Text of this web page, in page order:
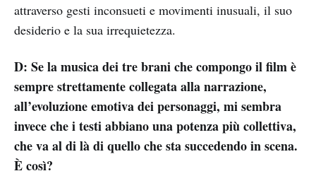
attraverso gesti inconsueti e movimenti inusuali, il suo
desiderio e la sua irrequietezza.
D: Se la musica dei tre brani che compongo il film è
sempre strettamente collegata alla narrazione,
all’evoluzione emotiva dei personaggi, mi sembra
invece che i testi abbiano una potenza più collettiva,
che va al di là di quello che sta succedendo in scena.
È così?